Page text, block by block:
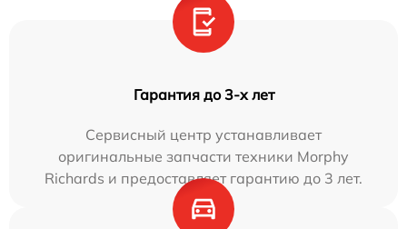
Гарантия до 3-х лет
Сервисный центр устанавливает
оригинальные запчасти техники Morphy
Richards и предоставляет гарантию до 3 лет.